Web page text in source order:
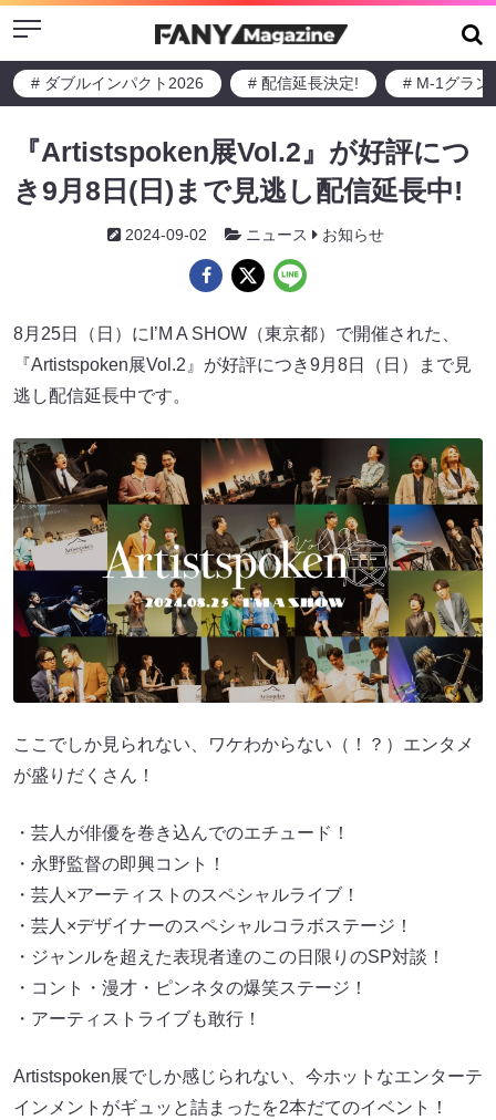
Menu
# ダブルインパクト2026 # 配信延長決定! # M-1グラン
『Artistspoken展Vol.2』が好評につ
き9月8日(日)まで見逃し配信延長中!
2024-09-02 ニュース お知らせ
8月25日（日）にI’M A SHOW（東京都）で開催された、
『Artistspoken展Vol.2』が好評につき9月8日（日）まで見
逃し配信延長中です。
ここでしか見られない、ワケわからない（！？）エンタメ
が盛りだくさん！
・芸人が俳優を巻き込んでのエチュード！
・永野監督の即興コント！
・芸人×アーティストのスペシャルライブ！
・芸人×デザイナーのスペシャルコラボステージ！
・ジャンルを超えた表現者達のこの日限りのSP対談！
・コント・漫才・ピンネタの爆笑ステージ！
・アーティストライブも敢行！
Artistspoken展でしか感じられない、今ホットなエンターテ
インメントがギュッと詰まったを2本だてのイベント！